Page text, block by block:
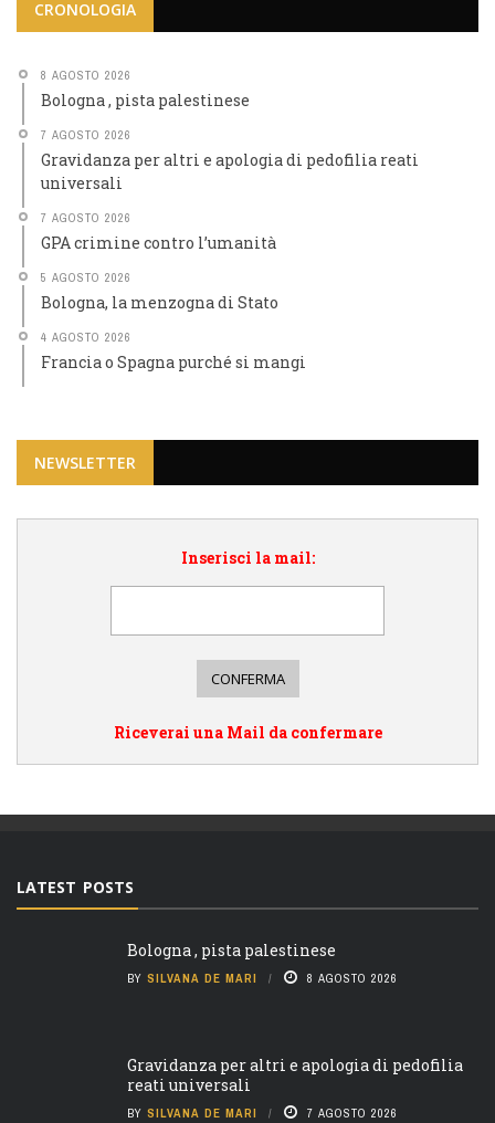
CRONOLOGIA
8 AGOSTO 2026
Bologna , pista palestinese
7 AGOSTO 2026
Gravidanza per altri e apologia di pedofilia reati
universali
7 AGOSTO 2026
GPA crimine contro l’umanità
5 AGOSTO 2026
Bologna, la menzogna di Stato
4 AGOSTO 2026
Francia o Spagna purché si mangi
NEWSLETTER
Inserisci la mail:
Riceverai una Mail da confermare
LATEST POSTS
Bologna , pista palestinese
BY SILVANA DE MARI 8 AGOSTO 2026
Gravidanza per altri e apologia di pedofilia
reati universali
BY SILVANA DE MARI 7 AGOSTO 2026